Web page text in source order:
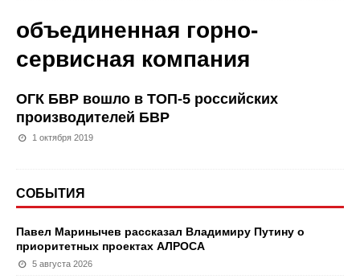
объединенная горно-
сервисная компания
ОГК БВР вошло в ТОП-5 российских
производителей БВР
1 октября 2019
СОБЫТИЯ
Павел Маринычев рассказал Владимиру Путину о
приоритетных проектах АЛРОСА
5 августа 2026